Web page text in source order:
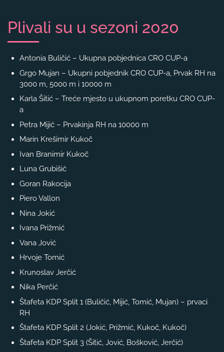
Plivali su u sezoni 2020
Antonia Buličić – Ukupna pobjednica CRO CUP-a
Grgo Mujan – Ukupni pobjednik CRO CUP-a, Prvak RH na
3000 m, 5000 m i 10000 m
Karla Šitić – Treće mjesto u ukupnom poretku CRO CUP-
a
Petra Mijić – Prvakinja RH na 10000 m
Marin Krešimir Kukoč
Ivan Branimir Kukoč
Luna Grubišić
Goran Rakocija
Piero Vallon
Nina Jokić
Ivana Prižmić
Vana Jović
Hrvoje Tomić
Krunoslav Jerčić
Nika Perčić
Štafeta KDP Split 1 (Buličić, Mijić, Tomić, Mujan) – prvaci
RH
Štafeta KDP Split 2 (Jokić, Prižmić, Kukoč, Kukoč)
Štafeta KDP Split 3 (Šitić, Jović, Bošković, Jerčić)